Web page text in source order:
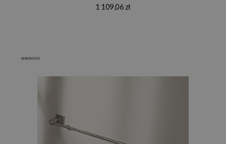
1 109,06 zł